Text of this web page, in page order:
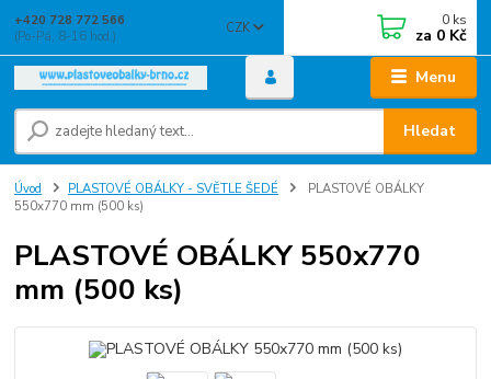
Menu
CZK
Hledat
+420 728 772 566
(Po-Pá, 8-16 hod.)
0 ks
za 0 Kč
Úvod PLASTOVÉ OBÁLKY - SVĚTLE ŠEDÉ
PLASTOVÉ OBÁLKY
550x770 mm (500 ks)
PLASTOVÉ OBÁLKY 550x770
mm (500 ks)